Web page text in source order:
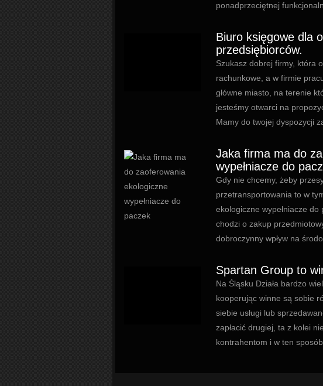
ponadprzeciętnej
Biuro księgowe dla
przedsiębiorców.
Szukasz dobrej firmy, która
rachunkowe, a w firmie
główne miasto, na terenie
jesteśmy otwarci na
Mamy do twojej dyspozycji
Jaka firma ma do
wypełniacze do
Gdy nie chcemy, żeby
przetransportowania to w
ekologiczne wypełniacze
chodzi o zakup
dobroczynny wpływ na
Spartan Group to
Na Śląsku Działa bardzo
kooperując winne są sobie
siebie usługi lub
zapłacić drugiej, ta z kolei
kontrahentom i w ten